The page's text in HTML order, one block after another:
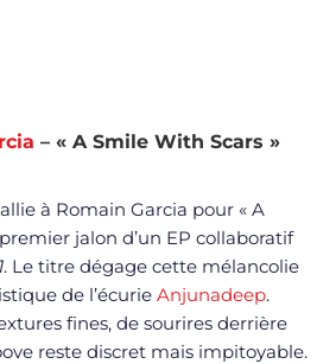
– « A Smile With Scars »
à Romain Garcia pour « A
jalon d’un EP collaboratif
. Le titre dégage cette mélancolie
de l’écurie Anjunadeep.
fines, de sourires derrière
reste discret mais impitoyable.